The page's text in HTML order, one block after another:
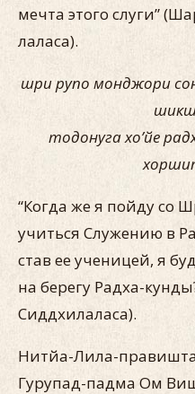
мечта этого слуги”
лаласа).
шри рупо монджори
тодонуга хо’йе
“Когда же я пойду со
учиться Служению в
став ее ученицей, я
на берегу Радха-
Сиддхилаласа).
Нитйа-Лила-
Гурупад-падма Ом